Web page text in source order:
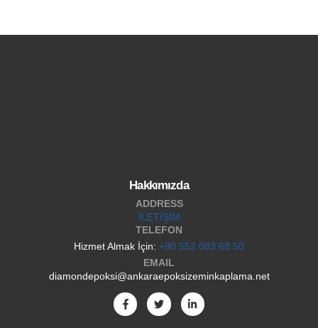
Hakkımızda
ADDRESS
İLETİŞİM
TELEFON
Hizmet Almak İçin: +90 552 083 68 50
EMAIL
diamondepoksi@ankaraepoksizeminkaplama.net